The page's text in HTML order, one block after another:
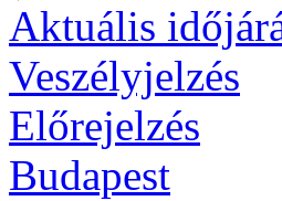
Aktuális
Veszélyjelzés
Előrejelzés
Budapest